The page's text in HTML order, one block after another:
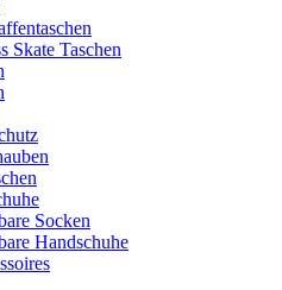
Skate Taschen
Socken
Handschuhe